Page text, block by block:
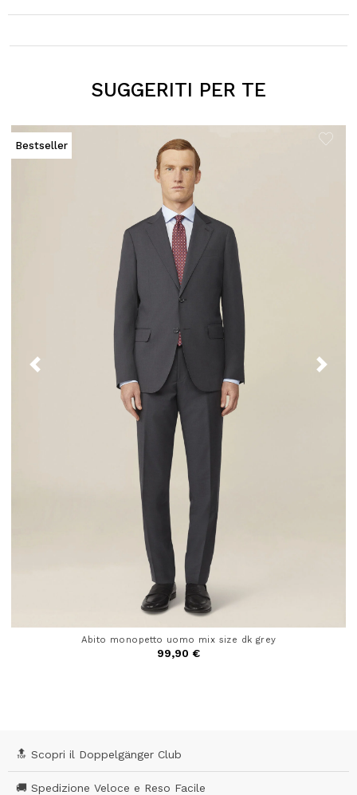
SUGGERITI PER TE
Bestseller
Abito monopetto uomo mix size dk grey
99,90 €
🔝 Scopri il Doppelgänger Club
🚚 Spedizione Veloce e Reso Facile